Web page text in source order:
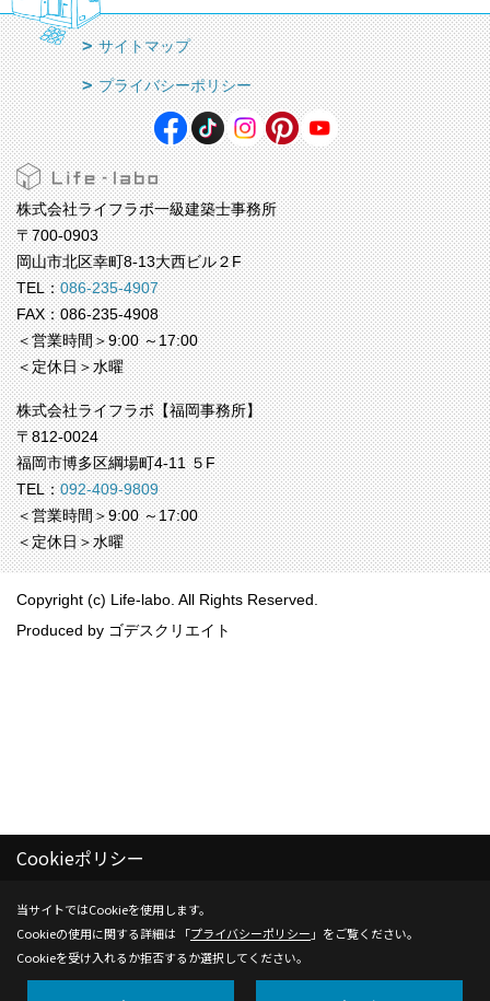
サイトマップ
プライバシーポリシー
株式会社ライフラボ一級建築士事務所
〒700-0903
岡山市北区幸町8-13大西ビル２F
TEL：086-235-4907
FAX：086-235-4908
＜営業時間＞9:00 ～17:00
＜定休日＞水曜
株式会社ライフラボ【福岡事務所】
〒812-0024
福岡市博多区綱場町4-11 ５F
TEL：092-409-9809
＜営業時間＞9:00 ～17:00
＜定休日＞水曜
Copyright (c) Life-labo. All Rights Reserved.
Produced by ゴデスクリエイト
Cookieポリシー
当サイトではCookieを使用します。
Cookieの使用に関する詳細は 「プライバシーポリシー 」をご覧ください。
Cookieを受け入れるか拒否するか選択してください。